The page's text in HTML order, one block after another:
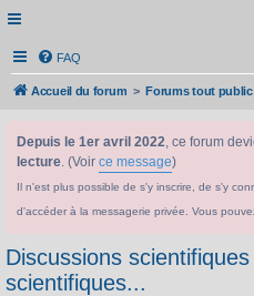
FAQ
Accueil du forum Forums tout public
Depuis le 1er avril 2022, ce forum
lecture. (Voir ce message)
Il n'est plus possible de s'y inscrire, de s'y
d'accéder à la messagerie privée. Vous
Discussions
scientifiques...